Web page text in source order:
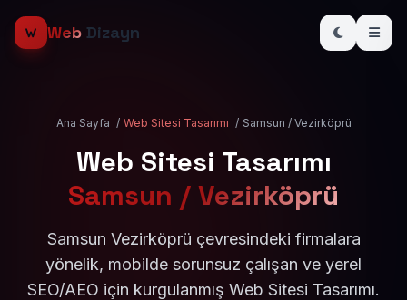
Web Dizayn
Ana Sayfa / Web Sitesi Tasarımı / Samsun / Vezirköprü
Web Sitesi Tasarımı
Samsun / Vezirköprü
Samsun Vezirköprü çevresindeki firmalara
yönelik, mobilde sorunsuz çalışan ve yerel
SEO/AEO için kurgulanmış Web Sitesi Tasarımı.